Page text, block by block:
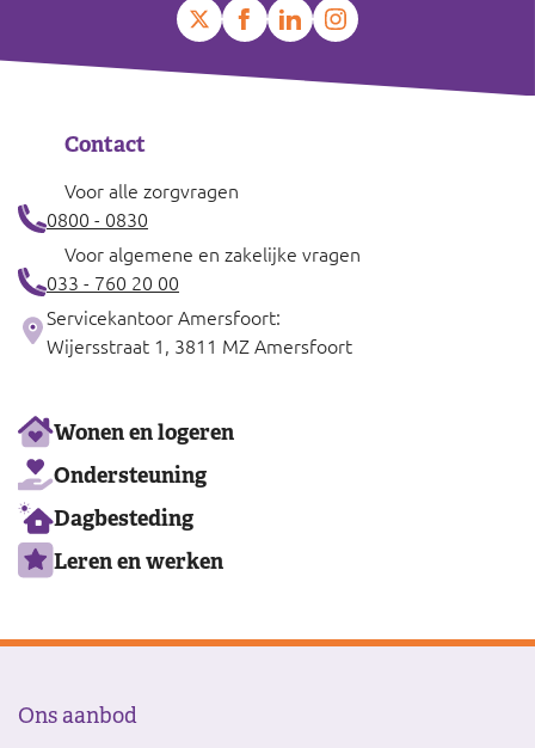
Contact
Voor alle zorgvragen
0800 - 0830
Voor algemene en zakelijke vragen
033 - 760 20 00
Servicekantoor Amersfoort:
Wijersstraat 1, 3811 MZ Amersfoort
Ons
aanbod
Wonen en logeren
Ondersteuning
Dagbesteding
Leren en werken
Ons aanbod